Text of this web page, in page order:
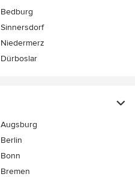
Bedburg
Sinnersdorf
Niedermerz
Dürboslar
Augsburg
Berlin
Bonn
Bremen